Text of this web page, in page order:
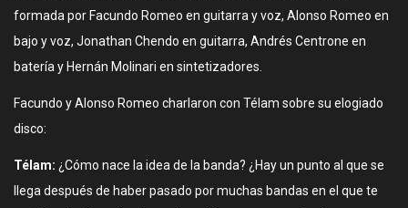
formada por Facundo Romeo en guitarra y voz, Alonso Romeo en
bajo y voz, Jonathan Chendo en guitarra, Andrés Centrone en
batería y Hernán Molinari en sintetizadores.
Facundo y Alonso Romeo charlaron con Télam sobre su elogiado
disco:
Télam: ¿Cómo nace la idea de la banda? ¿Hay un punto al que se
llega después de haber pasado por muchas bandas en el que te